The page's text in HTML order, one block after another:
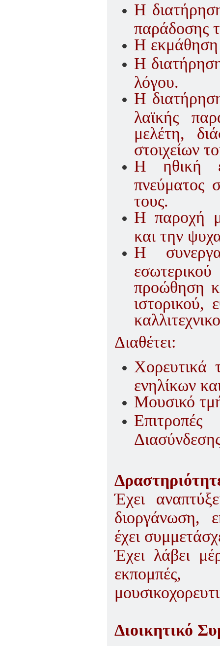
Η
παράδοσης
Η εκμάθηση
Η
λόγου.
Η
λαϊκής
μελέτη,
στοιχείων
Η ηθική
πνεύματος
τους.
Η παροχή
και την
Η
προώθηση
ιστορικού,
Διαθέτει:
Χορευτικά
ενηλίκων
Μουσικό
Έχει
διοργάνωση,
έχει
Έχει λάβει
Διοικητικό